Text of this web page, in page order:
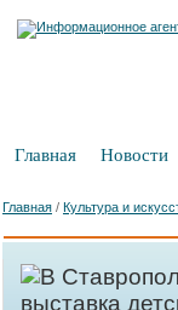
Главная Новости
Главная / Культура и